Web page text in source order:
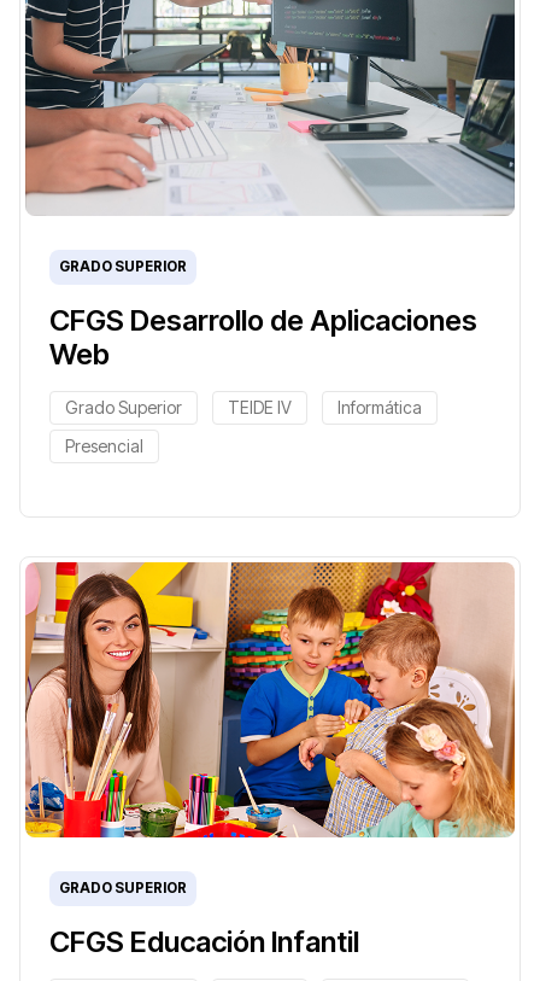
CFGS Desarrollo de Aplicaciones
Web
GRADO SUPERIOR
Grado Superior TEIDE IV
Informática
Presencial
CFGS Educación Infantil
GRADO SUPERIOR